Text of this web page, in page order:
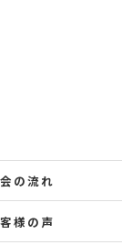
の流れ
様の声